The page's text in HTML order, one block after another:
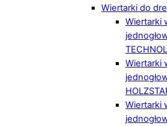
Wiertarki do
Wiertarki
Wiertarki
Wiertarki